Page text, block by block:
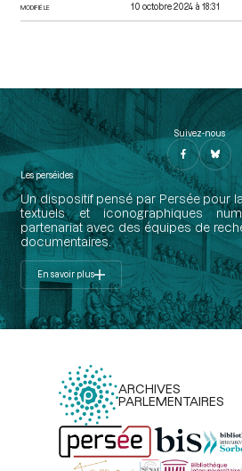
MODIFIÉ LE 10 octobre 2024 à 18:31
Suivez-nous
Les perséides
Un dispositif pensé par Persée pour
textuels et iconographiques
partenariat avec des équipes de
documentaires.
En savoir plus
ARCHIVES
PARLEMENTAIRES